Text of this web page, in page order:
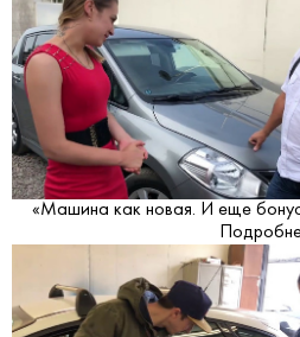
«Машина как новая. И еще